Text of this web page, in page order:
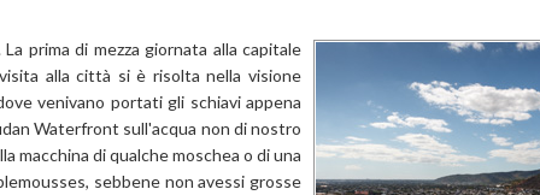
prima di mezza giornata alla capitale
alla città si è risolta nella visione
venivano portati gli schiavi appena
Waterfront sull'acqua non di nostro
macchina di qualche moschea o di una
sebbene non avessi grosse